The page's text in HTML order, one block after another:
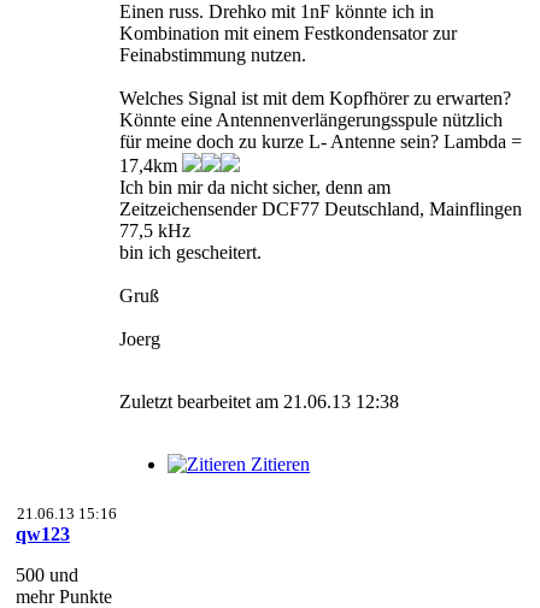
Einen russ. Drehko mit 1nF könnte ich in
Kombination mit einem Festkondensator zur
Feinabstimmung nutzen.
Welches Signal ist mit dem Kopfhörer zu erwarten?
Könnte eine Antennenverlängerungsspule nützlich
für meine doch zu kurze L- Antenne sein? Lambda =
17,4km
Ich bin mir da nicht sicher, denn am
Zeitzeichensender DCF77 Deutschland, Mainflingen
77,5 kHz
bin ich gescheitert.
Gruß
Joerg
Zuletzt bearbeitet am 21.06.13 12:38
Zitieren
21.06.13 15:16
qw123
500 und
mehr Punkte